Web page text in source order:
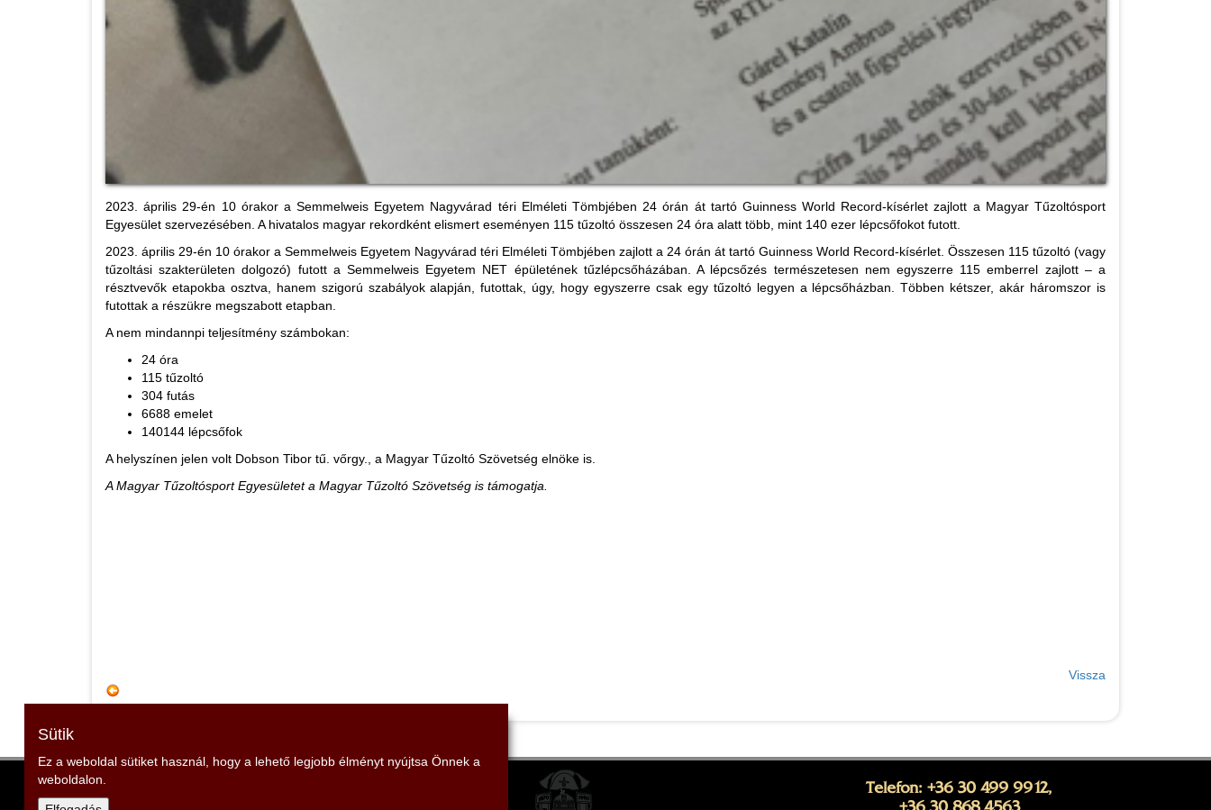
2023. április 29-én 10 órakor a Semmelweis Egyetem Nagyvárad téri Elméleti Tömbjében 24 órán át tartó Guinness World Record-kísérlet zajlott a Magyar Tűzoltósport
Egyesület szervezésében. A hivatalos magyar rekordként elismert eseményen 115 tűzoltó összesen 24 óra alatt több, mint 140 ezer lépcsőfokot futott.
2023. április 29-én 10 órakor a Semmelweis Egyetem Nagyvárad téri Elméleti Tömbjében zajlott a 24 órán át tartó Guinness World Record-kísérlet. Összesen 115 tűzoltó (vagy
tűzoltási szakterületen dolgozó) futott a Semmelweis Egyetem NET épületének tűzlépcsőházában. A lépcsőzés természetesen nem egyszerre 115 emberrel zajlott – a
résztvevők etapokba osztva, hanem szigorú szabályok alapján, futottak, úgy, hogy egyszerre csak egy tűzoltó legyen a lépcsőházban. Többen kétszer, akár háromszor is
futottak a részükre megszabott etapban.
A nem mindannpi teljesítmény számbokan:
24 óra
115 tűzoltó
304 futás
6688 emelet
140144 lépcsőfok
A helyszínen jelen volt Dobson Tibor tű. vőrgy., a Magyar Tűzoltó Szövetség elnöke is.
A Magyar Tűzoltósport Egyesületet a Magyar Tűzoltó Szövetség is támogatja.
Vissza
Telefon: +36 30 499 9912,
+36 30 868 4563
Sütik
Ez a weboldal sütiket használ, hogy a lehető legjobb élményt nyújtsa Önnek a
weboldalon.